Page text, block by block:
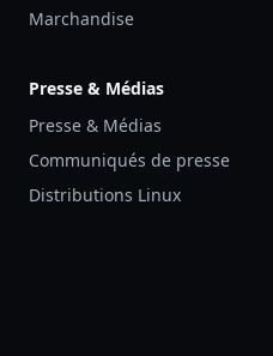
Marchandise
Presse & Médias
Presse & Médias
Communiqués de presse
Distributions Linux